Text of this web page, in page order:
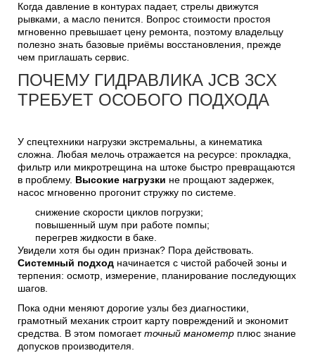
Когда давление в контурах падает, стрелы движутся
рывками, а масло пенится. Вопрос стоимости простоя
мгновенно превышает цену ремонта, поэтому владельцу
полезно знать базовые приёмы восстановления, прежде
чем приглашать сервис.
ПОЧЕМУ ГИДРАВЛИКА JCB 3CX
ТРЕБУЕТ ОСОБОГО ПОДХОДА
У спецтехники нагрузки экстремальны, а кинематика
сложна. Любая мелочь отражается на ресурсе: прокладка,
фильтр или микротрещина на штоке быстро превращаются
в проблему. Высокие нагрузки не прощают задержек,
насос мгновенно прогонит стружку по системе.
снижение скорости циклов погрузки;
повышенный шум при работе помпы;
перегрев жидкости в баке.
Увидели хотя бы один признак? Пора действовать.
Системный подход начинается с чистой рабочей зоны и
терпения: осмотр, измерение, планирование последующих
шагов.
Пока одни меняют дорогие узлы без диагностики,
грамотный механик строит карту повреждений и экономит
средства. В этом помогаетточный манометр плюс знание
допусков производителя.